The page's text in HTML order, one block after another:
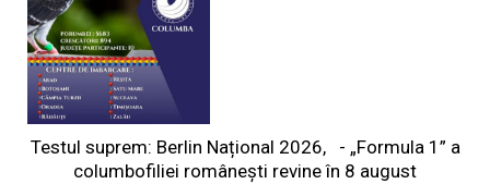
Testul suprem: Berlin Național 2026, - „Formula 1” a
columbofiliei româneşti revine în 8 august